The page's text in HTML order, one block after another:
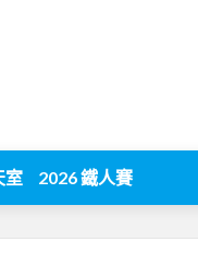
室 2026 鐵人賽